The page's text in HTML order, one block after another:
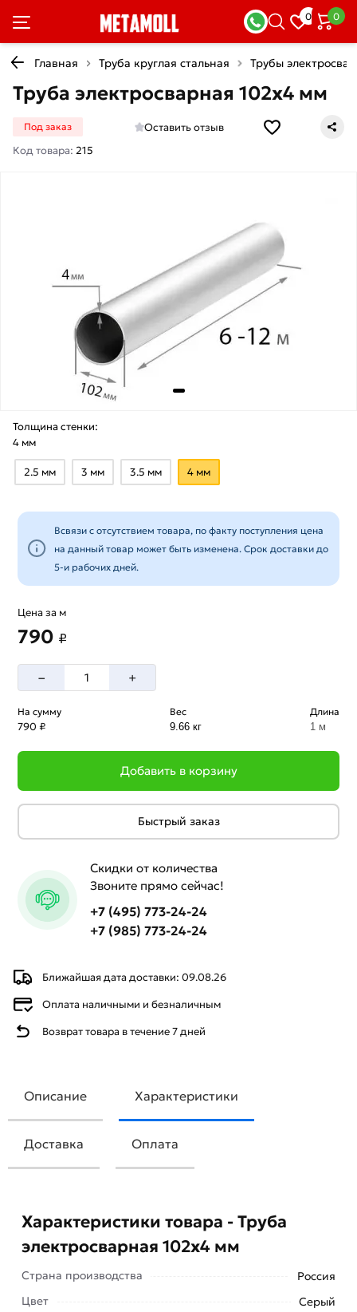
0 0
Главная Труба круглая стальная Трубы
Труба электросварная 102х4 мм
Под заказ
Оставить отзыв
Код товара: 215
Толщина стенки:
4 мм
2.5 мм 3 мм 3.5 мм 4 мм
Ближайшая дата доставки: 09.08.26
Оплата наличными и безналичным
Возврат товара в течение 7 дней
Всвязи с отсутствием товара, по факту поступления цена
на данный товар может быть изменена. Срок доставки до
5-и рабочих дней.
Цена за м
790 ₽
– +
На сумму
790 ₽
Вес
9.66 кг
Длина
1 м
Добавить в корзину
Быстрый заказ
Скидки от количества
Звоните прямо сейчас!
+7 (495) 773-24-24
+7 (985) 773-24-24
Описание Характеристики
Доставка Оплата
Характеристики товара - Труба
электросварная 102х4 мм
Страна производства
Россия
Цвет
Серый